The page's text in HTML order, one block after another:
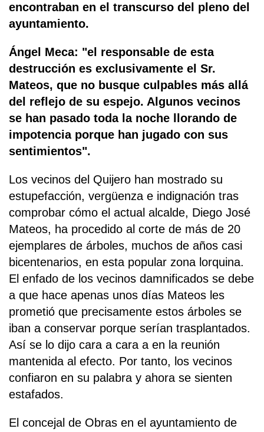
encontraban en el transcurso del pleno del
ayuntamiento.
Ángel Meca: "el responsable de esta
destrucción es exclusivamente el Sr.
Mateos, que no busque culpables más allá
del reflejo de su espejo. Algunos vecinos
se han pasado toda la noche llorando de
impotencia porque han jugado con sus
sentimientos".
Los vecinos del Quijero han mostrado su
estupefacción, vergüenza e indignación tras
comprobar cómo el actual alcalde, Diego José
Mateos, ha procedido al corte de más de 20
ejemplares de árboles, muchos de años casi
bicentenarios, en esta popular zona lorquina.
El enfado de los vecinos damnificados se debe
a que hace apenas unos días Mateos les
prometió que precisamente estos árboles se
iban a conservar porque serían trasplantados.
Así se lo dijo cara a cara a en la reunión
mantenida al efecto. Por tanto, los vecinos
confiaron en su palabra y ahora se sienten
estafados.
El concejal de Obras en el ayuntamiento de